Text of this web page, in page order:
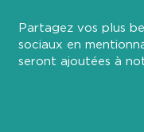
Partagez vos plus
sociaux en
seront ajoutées à